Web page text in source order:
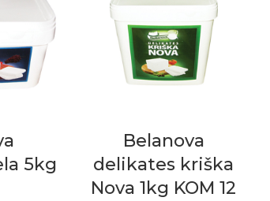
5kg
Belanova
delikates kriška
Nova 1kg KOM 12